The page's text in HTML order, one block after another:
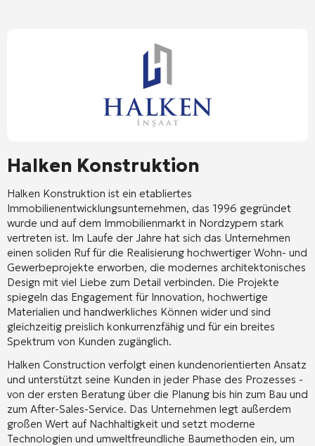
Halken Konstruktion
Halken Konstruktion ist ein etabliertes
Immobilienentwicklungsunternehmen, das 1996 gegründet
wurde und auf dem Immobilienmarkt in Nordzypern stark
vertreten ist. Im Laufe der Jahre hat sich das Unternehmen
einen soliden Ruf für die Realisierung hochwertiger Wohn- und
Gewerbeprojekte erworben, die modernes architektonisches
Design mit viel Liebe zum Detail verbinden. Die Projekte
spiegeln das Engagement für Innovation, hochwertige
Materialien und handwerkliches Können wider und sind
gleichzeitig preislich konkurrenzfähig und für ein breites
Spektrum von Kunden zugänglich.
Halken Construction verfolgt einen kundenorientierten Ansatz
und unterstützt seine Kunden in jeder Phase des Prozesses -
von der ersten Beratung über die Planung bis hin zum Bau und
zum After-Sales-Service. Das Unternehmen legt außerdem
großen Wert auf Nachhaltigkeit und setzt moderne
Technologien und umweltfreundliche Baumethoden ein, um